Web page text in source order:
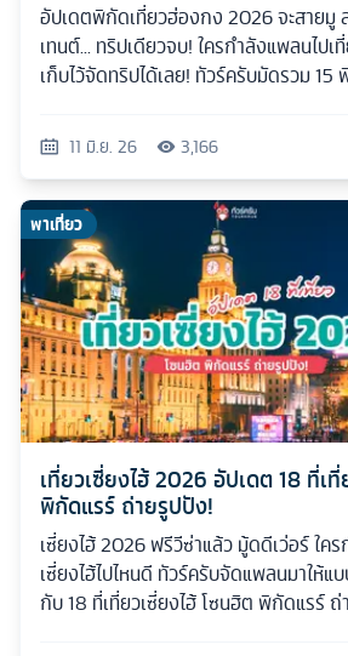
อัปเดตพิกัดเที่ยวฮ่องกง 2026 จะสายมู
เทนต์... ทริปเดียวจบ! ใครกำลังแพลนไป
เก็บไว้จัดทริปได้เลย! ทัวร์ครับมัดรวม
11 มิ.ย. 26 3,166
พาเที่ยว
เที่ยวเซี่ยงไฮ้ 2026 อัปเดต 18 ที่เ
พิกัดแรร์ ถ่ายรูปปัง!
เซี่ยงไฮ้ 2026 ฟรีวีซ่าแล้ว มู้ดดีเว่อร์ ใค
เซี่ยงไฮ้ไปไหนดี ทัวร์ครับจัดแพลนมาให้
กับ 18 ที่เที่ยวเซี่ยงไฮ้ โซนฮิต พิกัดแรร์